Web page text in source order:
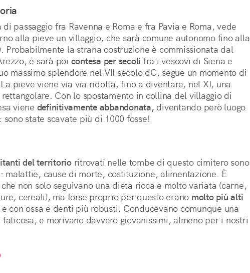
di passaggio fra Ravenna e Roma e fra Pavia e Roma, vede
alla pieve un villaggio, che sarà comune autonomo fino alla
Probabilmente la strana costruzione è commissionata dal
e sarà poi contesa per secoli fra i vescovi di Siena e
massimo splendore nel VII secolo dC, segue un momento di
pieve viene via via ridotta, fino a diventare, nel XI, una
Con lo spostamento in collina del villaggio di
viene definitivamente abbandonata, diventando però luogo
state scavate più di 1000 fosse!
del territorioritrovati nelle tombe di questo cimitero sono
malattie, cause di morte, costituzione, alimentazione. È
non solo seguivano una dieta ricca e molto variata (carne,
cereali), ma forse proprio per questo erano molto più alti
e con ossa e denti più robusti. Conducevano comunque una
faticosa, e morivano davvero giovanissimi, almeno per i nostri